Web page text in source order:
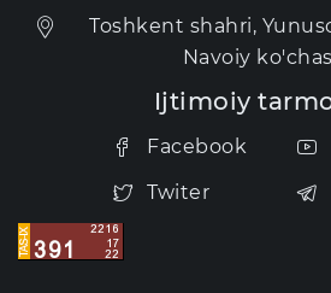
Toshkent shahri,
Navoiy
Ijtimoiy
Facebook
Twiter